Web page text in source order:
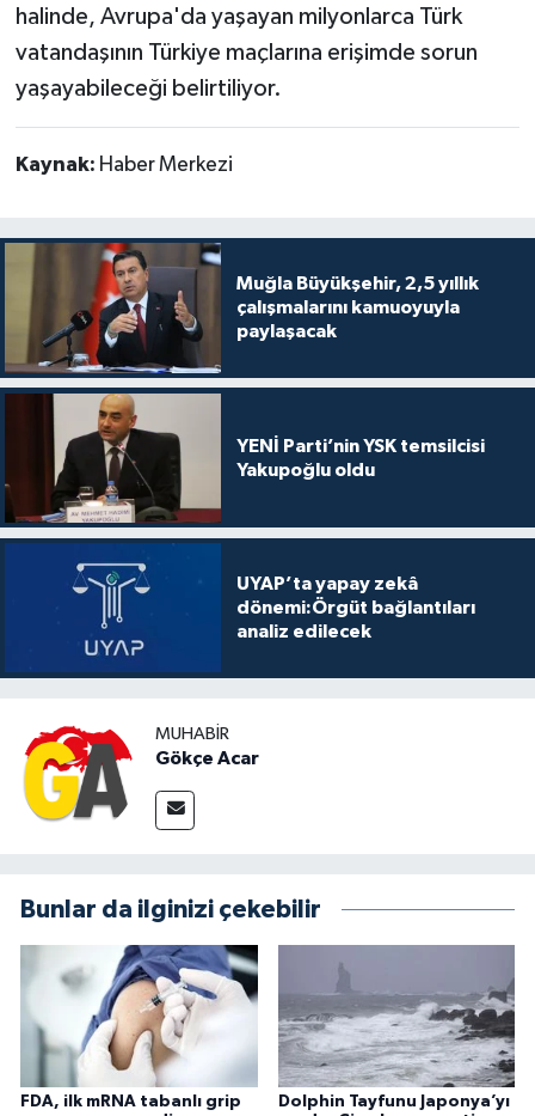
halinde, Avrupa'da yaşayan milyonlarca Türk
vatandaşının Türkiye maçlarına erişimde sorun
yaşayabileceği belirtiliyor.
Kaynak: Haber Merkezi
Muğla Büyükşehir, 2,5 yıllık
çalışmalarını kamuoyuyla
paylaşacak
YENİ Parti’nin YSK temsilcisi
Yakupoğlu oldu
UYAP’ta yapay zekâ
dönemi:Örgüt bağlantıları
analiz edilecek
MUHABIR
Gökçe Acar
Bunlar da ilginizi çekebilir
FDA, ilk mRNA tabanlı grip
Dolphin Tayfunu Japonya’yı